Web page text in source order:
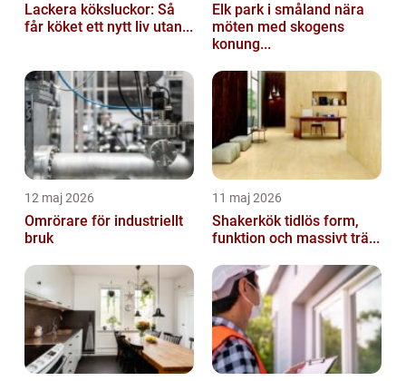
Lackera köksluckor: Så
får köket ett nytt liv utan...
Elk park i småland nära
möten med skogens
konung...
12 maj 2026
Omrörare för industriellt
bruk
11 maj 2026
Shakerkök tidlös form,
funktion och massivt trä...